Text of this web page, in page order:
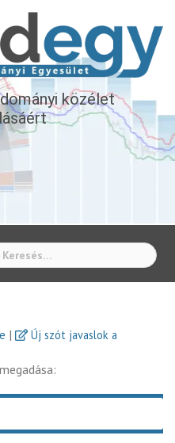
közélet
|
Új szót javaslok a